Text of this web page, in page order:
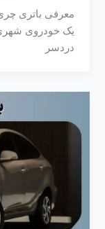
یک خودروی
دردسر